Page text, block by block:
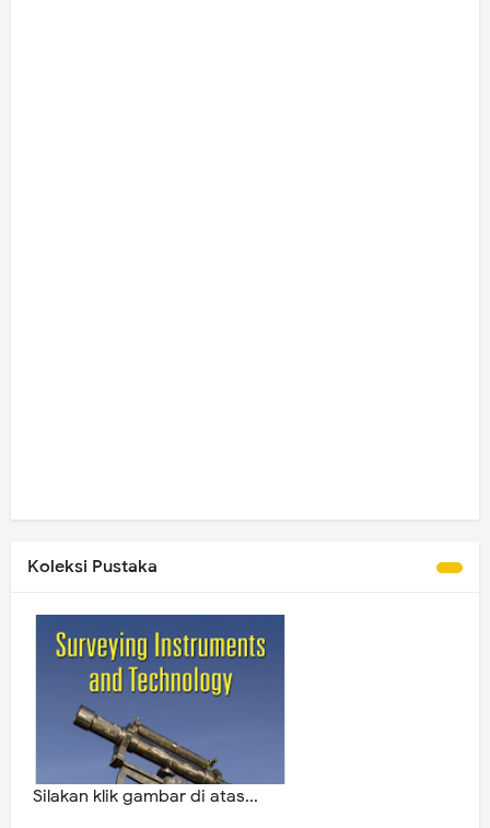
Koleksi Pustaka
Silakan klik gambar di atas...